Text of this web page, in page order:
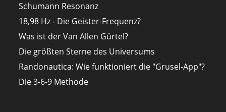
Schumann Resonanz
18,98 Hz - Die Geister-Frequenz?
Was ist der Van Allen Gürtel?
Die größten Sterne des Universums
Randonautica: Wie funktioniert die "Grusel-App"?
Die 3-6-9 Methode